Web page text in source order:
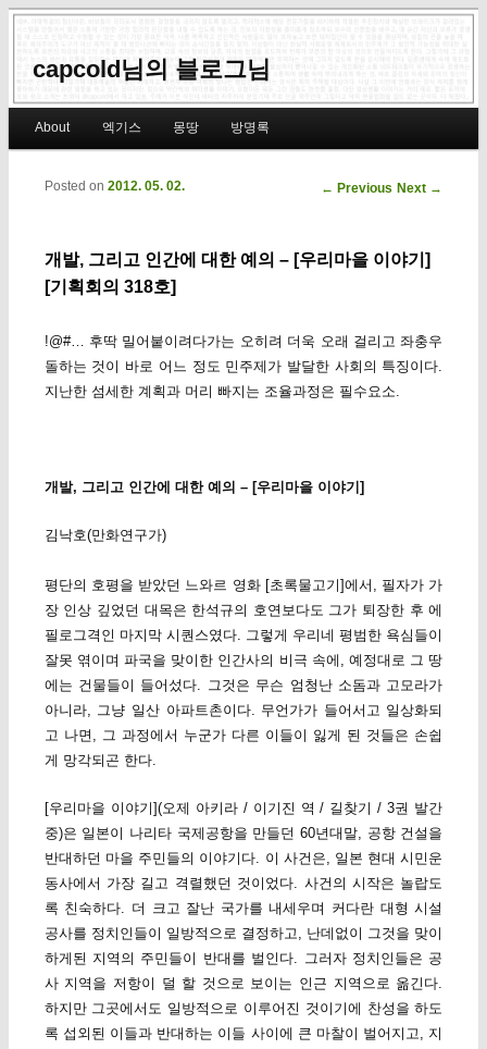
capcold님의 블로그님
Skip to primary content
Skip to secondary content
About 엑기스 몽땅 방명록
Post navigation
← Previous Next →
개발, 그리고 인간에 대한 예의 – [우리마을 이야기]
[기획회의 318호]
Posted on 2012. 05. 02.
!@#… 후딱 밀어붙이려다가는 오히려 더욱 오래 걸리고 좌충우
돌하는 것이 바로 어느 정도 민주제가 발달한 사회의 특징이다.
지난한 섬세한 계획과 머리 빠지는 조율과정은 필수요소.
개발, 그리고 인간에 대한 예의 – [우리마을 이야기]
김낙호(만화연구가)
평단의 호평을 받았던 느와르 영화 [초록물고기]에서, 필자가 가
장 인상 깊었던 대목은 한석규의 호연보다도 그가 퇴장한 후 에
필로그격인 마지막 시퀀스였다. 그렇게 우리네 평범한 욕심들이
잘못 엮이며 파국을 맞이한 인간사의 비극 속에, 예정대로 그 땅
에는 건물들이 들어섰다. 그것은 무슨 엄청난 소돔과 고모라가
아니라, 그냥 일산 아파트촌이다. 무언가가 들어서고 일상화되
고 나면, 그 과정에서 누군가 다른 이들이 잃게 된 것들은 손쉽
게 망각되곤 한다.
[우리마을 이야기](오제 아키라 / 이기진 역 / 길찾기 / 3권 발간
중)은 일본이 나리타 국제공항을 만들던 60년대말, 공항 건설을
반대하던 마을 주민들의 이야기다. 이 사건은, 일본 현대 시민운
동사에서 가장 길고 격렬했던 것이었다. 사건의 시작은 놀랍도
록 친숙하다. 더 크고 잘난 국가를 내세우며 커다란 대형 시설
공사를 정치인들이 일방적으로 결정하고, 난데없이 그것을 맞이
하게된 지역의 주민들이 반대를 벌인다. 그러자 정치인들은 공
사 지역을 저항이 덜 할 것으로 보이는 인근 지역으로 옮긴다.
하지만 그곳에서도 일방적으로 이루어진 것이기에 찬성을 하도
록 섭외된 이들과 반대하는 이들 사이에 큰 마찰이 벌어지고, 지